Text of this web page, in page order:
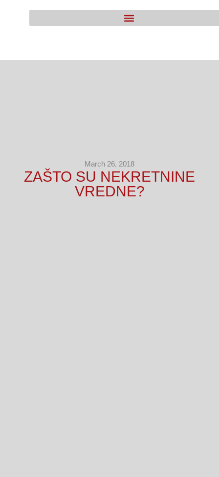
March 26, 2018
ZAŠTO SU NEKRETNINE
VREDNE?